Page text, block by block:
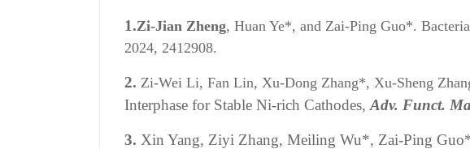
1.Zi‐Jian Zheng, Huan Ye*, and Zai-Ping Guo*.
2024, 2412908.
2. Zi-Wei Li, Fan Lin, Xu-Dong Zhang*, Xu-Sheng
Interphase for Stable Ni-rich Cathodes, Adv. Funct.
3. Xin Yang, Ziyi Zhang, Meiling Wu*, Zai-Ping